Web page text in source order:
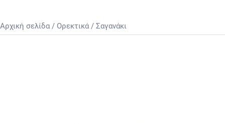
Αρχική σελίδα / Ορεκτικά / Σαγανάκι